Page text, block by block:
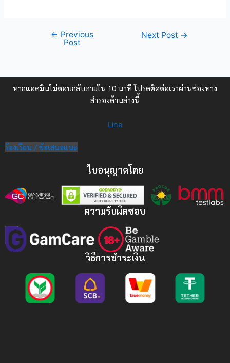
← Previous
Post
Next Post →
หากแอดมินไม่ตอบกลับภายใน 10 นาที โปรดติดต่อเราผ่านช่องทาง
สำรองด้านล่างนี้
Line
ร้องเรียน / ข้อเสนอแนะ
ใบอนุญาตโดย
ความรับผิดชอบ
วิธีการชำระเงิน